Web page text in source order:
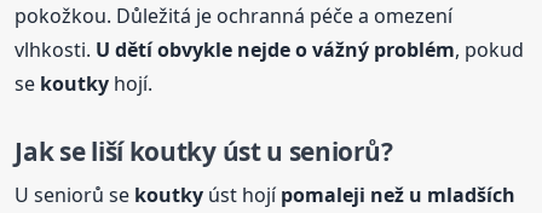
pokožkou. Důležitá je ochranná péče a omezení
vlhkosti. U dětí obvykle nejde o vážný problém, pokud
se koutky hojí.
Jak se lišíkoutkyúst u seniorů?
U seniorů se koutky úst hojípomaleji než u mladších